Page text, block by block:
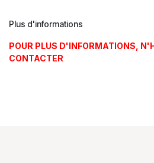
Plus d'informations
POUR PLUS D'INFORMATIONS,
CONTACTER